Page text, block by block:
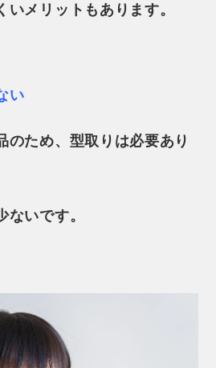
いメリットもあります。
い
のため、型取りは必要あり
いです。